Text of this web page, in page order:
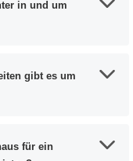
in und um
gibt es um
für ein